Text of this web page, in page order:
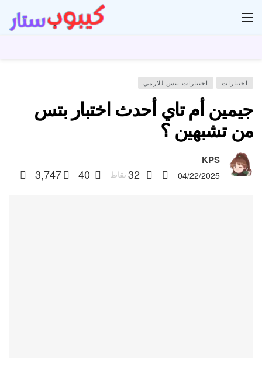
اختبارات اختبارات بتس للارمي
جيمين أم تاي أحدث اختبار بتس
من تشبهين ؟
KPS
04/22/2025
32 نقاط 40
3,747